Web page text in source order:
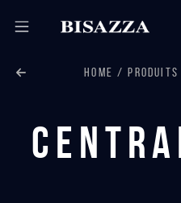
HOME PRODUITS